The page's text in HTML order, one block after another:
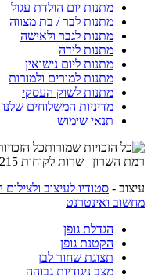
מתנות יום הולדת עגול
מתנות לבר / בת מצווה
מתנות לגבר ולאישה
מתנות לידה
מתנות ליום נישואין
מתנות למורים ולמורות
מתנות לשוק העסקי
מדיניות המשלוחים שלנו
תנאי שימוש
רמת השרון | שרות לקוחות 054-4274215 |
עיצוב - סטודיו לעיצוב
מחשוב ואינטרנט
הגדלת גופן
הקטנת גופן
תצוגת שחור לבן
מצב ניגודיות גבוהה